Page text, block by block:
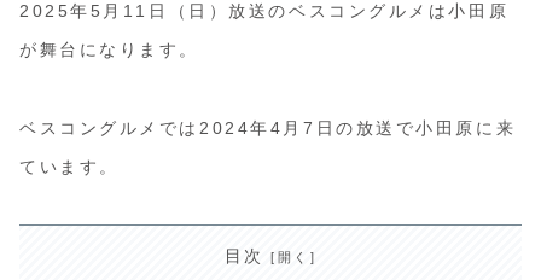
2025年5月11日（日）放送のベスコングルメは小田原
が舞台になります。
ベスコングルメでは2024年4月7日の放送で小田原に来
ています。
目次